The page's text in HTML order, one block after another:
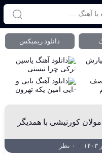
دانلود ریمیکس
کورتیشی با همدیگر
/ ۰ نظر